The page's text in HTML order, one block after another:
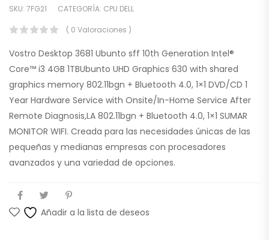
SKU: 7FG21 CATEGORÍA: CPU DELL
( 0 Valoraciones )
Vostro Desktop 3681 Ubunto sff 10th Generation Intel®
Core™ i3 4GB 1TBUbunto UHD Graphics 630 with shared
graphics memory 802.11bgn + Bluetooth 4.0, 1×1 DVD/CD 1
Year Hardware Service with Onsite/In-Home Service After
Remote Diagnosis,LA 802.11bgn + Bluetooth 4.0, 1×1 SUMAR
MONITOR WIFI. Creada para las necesidades únicas de las
pequeñas y medianas empresas con procesadores
avanzados y una variedad de opciones.
Añadir a la lista de deseos